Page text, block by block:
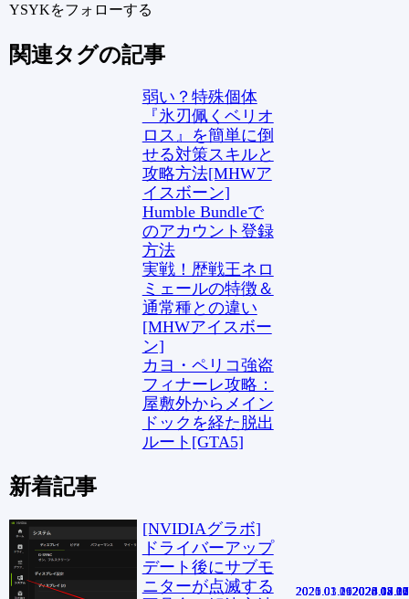
YSYKをフォローする
関連タグの記事
弱い？特殊個体
『氷刃佩くベリオ
ロス』を簡単に倒
せる対策スキルと
攻略方法[MHWア
イスボーン]
2020.08.11
Humble Bundleで
のアカウント登録
方法
2020.01.112024.05.30
実戦！歴戦王ネロ
ミェールの特徴＆
通常種との違い
[MHWアイスボー
ン]
2020.05.02
カヨ・ペリコ強盗
フィナーレ攻略：
屋敷外からメイン
ドックを経た脱出
ルート[GTA5]
2021.01.292023.07.26
新着記事
[NVIDIAグラボ]
ドライバーアップ
デート後にサブモ
ニターが点滅する
2025.08.13
2025.03.062025.04.10
2025.02.07
2024.12.17